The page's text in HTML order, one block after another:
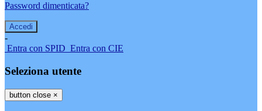
Password dimenticata?
-
Entra con SPID Entra con CIE
Seleziona utente
button close ×